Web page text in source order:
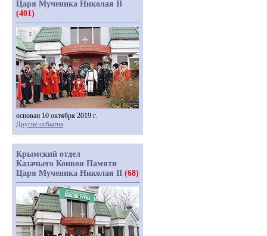
Царя Мученика Николая II
(401)
основан 10 октября 2019 г.
Другие события
Крымский отдел
Казачьего Конвоя Памяти
Царя Мученика Николая II (68)